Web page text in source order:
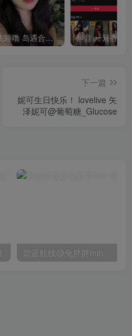
小宣先睡噜 岛遇合集[持续更新2025.08.27]
下一篇
妮可生日快乐！ lovelive 矢
泽妮可@葡萄糖_Glucose
碧蓝航线@兔胖胖min